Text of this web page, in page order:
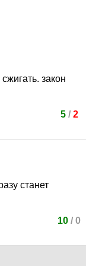
закон
5/ 2
станет
10 / 0